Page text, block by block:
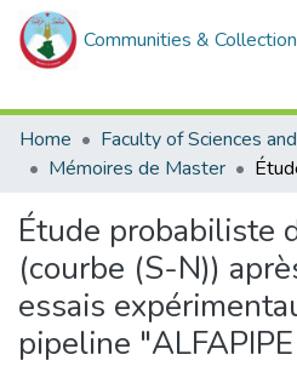
Communities &
Home
Mémoires de Master
Étude probabiliste
(courbe (S-N))
essais
pipeline